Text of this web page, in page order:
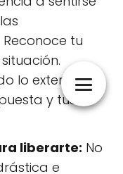
tu
lo externo, sí
y tus
liberarte: No
e